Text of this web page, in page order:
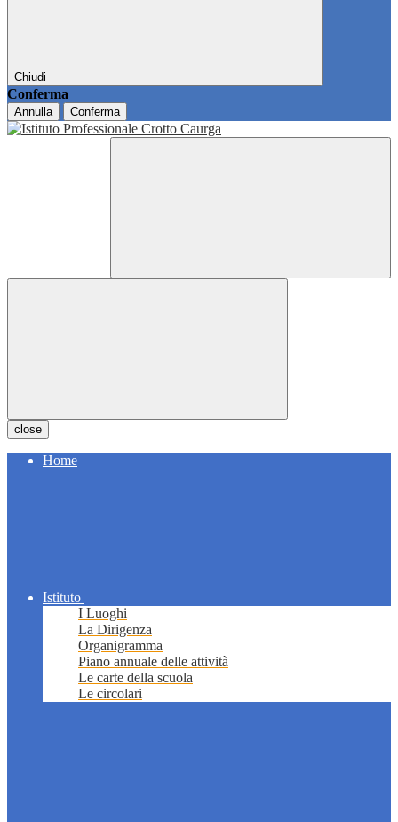
Chiudi
Conferma
Annulla Conferma
close
Home
Istituto
I Luoghi
La Dirigenza
Organigramma
Piano annuale delle attività
Le carte della scuola
Le circolari